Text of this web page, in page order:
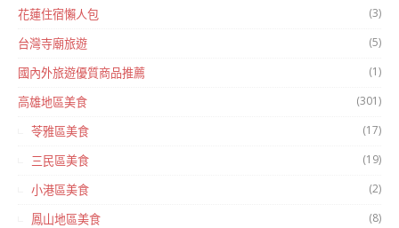
花蓮住宿懶人包 (3)
台灣寺廟旅遊 (5)
國內外旅遊優質商品推薦 (1)
高雄地區美食 (301)
苓雅區美食 (17)
三民區美食 (19)
小港區美食 (2)
鳳山地區美食 (8)